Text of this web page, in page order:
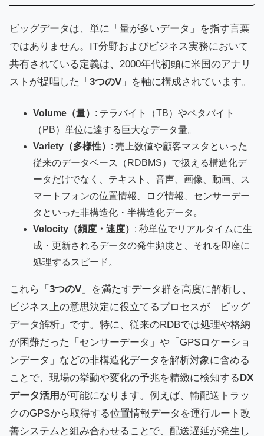
ビッグデータは、単に「量が多いデータ」を指す言葉
ではありません。IT分野およびビジネス実務において
共有されている定義は、2000年代初頭に米国のアナリ
ストが提唱した「 3つのV 」を軸に構成されています。
Volume（量） : テラバイト（TB）やペタバイト
（PB）単位に達する巨大なデータ量。
Variety（多様性） : 売上数値や顧客マスタといった
従来のデータベース（RDBMS）で扱える構造化デ
ータだけでなく、テキスト、音声、画像、動画、ス
マートフォンの位置情報、ログ情報、センサーデー
タといった非構造化・半構造化データ。
Velocity（頻度・速度） : 秒単位でリアルタイムに生
成・更新されるデータの発生頻度と、それを即座に
処理するスピード。
これら「 3つのV 」を満たすデータ群を高度に解析し、
ビジネス上の意思決定に役立てるプロセスが「ビッグ
データ解析」です。特に、従来のRDBでは処理や格納
が困難だった「センサーデータ」や「GPSロケーショ
ンデータ」などの非構造化データを解析対象に含める
ことで、現場の挙動や変化の予兆を精緻に検知するDX
データ活用 が可能になります。例えば、輸配送トラッ
クのGPSから取得する位置情報データを運行ルート改
善システムと組み合わせることで、配送遅延が発生し